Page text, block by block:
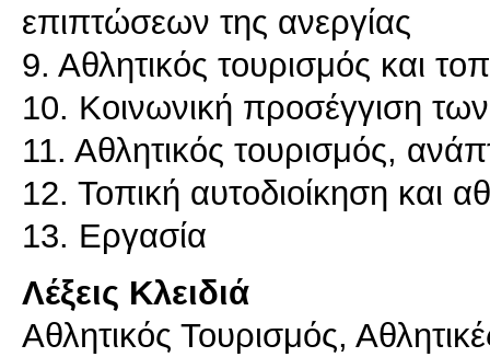
επιπτώσεων της ανεργίας
9. Αθλητικός τουρισμός και
10. Κοινωνική προσέγγιση
11. Αθλητικός τουρισμός,
12. Τοπική αυτοδιοίκηση και
13. Εργασία
Λέξεις Κλειδιά
Αθλητικός Τουρισμός,